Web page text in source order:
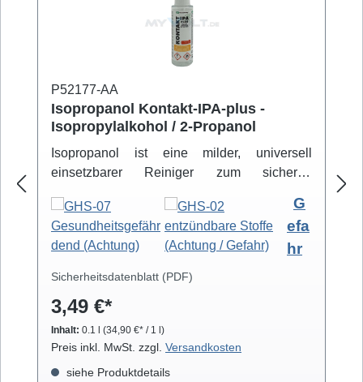
P52177-AA
Isopropanol Kontakt-IPA-plus -
Isopropylalkohol / 2-Propanol
Isopropanol ist eine milder, universell
einsetzbarer Reiniger zum sicheren
Hochreiner Isopropanol-Alkohol ( 99,8% )
eignet sich zur professionellen Säuberung
von z.B. Video- und Tonköpfen,
Laufwerkteilen, Gummirollen und optischen
arbeitet rückstandsfrei.
G
efa
hr
Sicherheitsdatenblatt (PDF)
3,49 €*
Inhalt: 0.1 l (34,90 €* / 1 l)
Preis inkl. MwSt. zzgl. Versandkosten
siehe Produktdetails